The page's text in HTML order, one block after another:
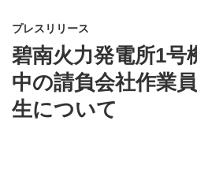
プレスリリース
碧南火力発電所1号
中の請負会社作業
生について